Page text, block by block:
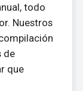
todo
Nuestros
de
que